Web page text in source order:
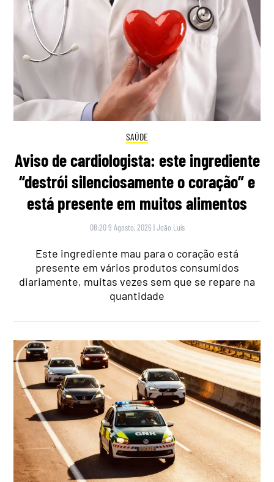
SAÚDE
Aviso de cardiologista: este ingrediente
“destrói silenciosamente o coração” e
está presente em muitos alimentos
08:20 9 Agosto, 2026 |João Luís
Este ingrediente mau para o coração está
presente em vários produtos consumidos
diariamente, muitas vezes sem que se repare na
quantidade